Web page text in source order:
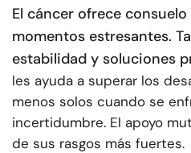
El cáncer ofrece
momentos estresantes.
estabilidad y soluciones
les ayuda a superar los
menos solos cuando se
incertidumbre. El apoyo
de sus rasgos más fuertes.